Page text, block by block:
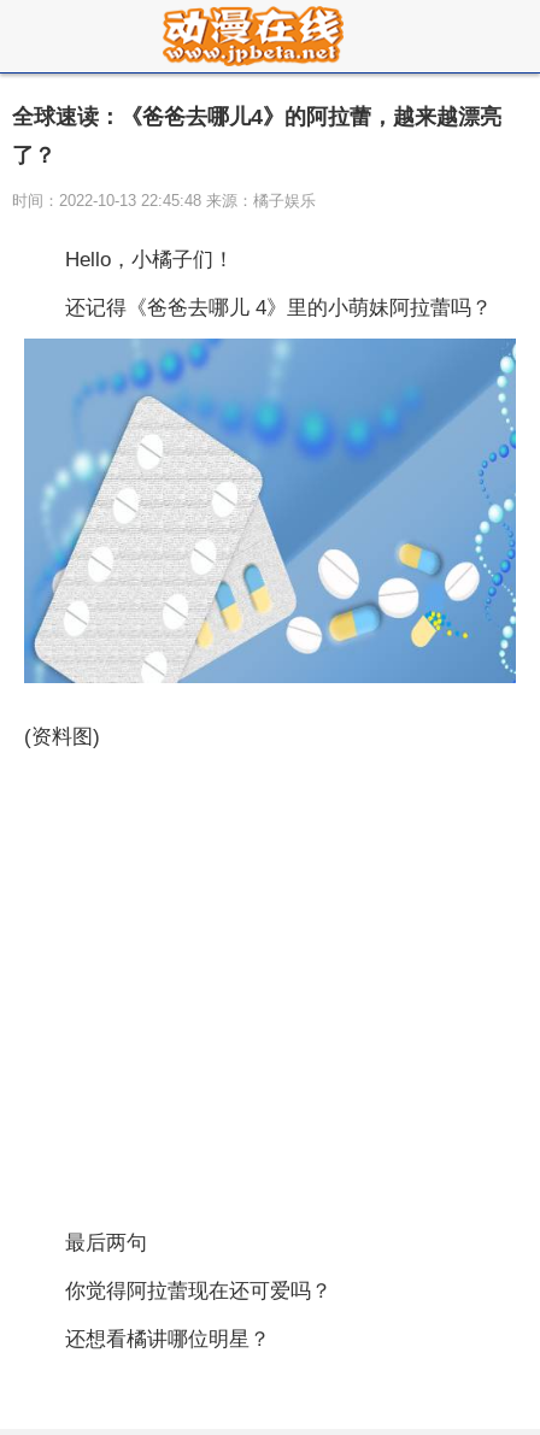
全球速读：《爸爸去哪儿4》的阿拉蕾，越来越漂亮
了？
时间：2022-10-13 22:45:48 来源：橘子娱乐
Hello，小橘子们！
还记得《爸爸去哪儿 4》里的小萌妹阿拉蕾吗？
(资料图)
最后两句
你觉得阿拉蕾现在还可爱吗？
还想看橘讲哪位明星？